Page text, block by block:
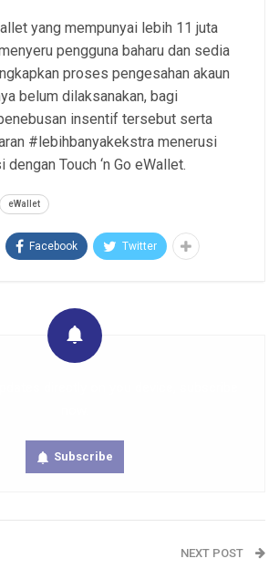
yang mempunyai lebih 11 juta
pengguna baharu dan sedia
proses pengesahan akaun
belum dilaksanakan, bagi
insentif tersebut serta
#lebihbanyakekstra menerusi
Touch ‘n Go eWallet.
eWallet
Facebook Twitter
Subscribe
NEXT POST